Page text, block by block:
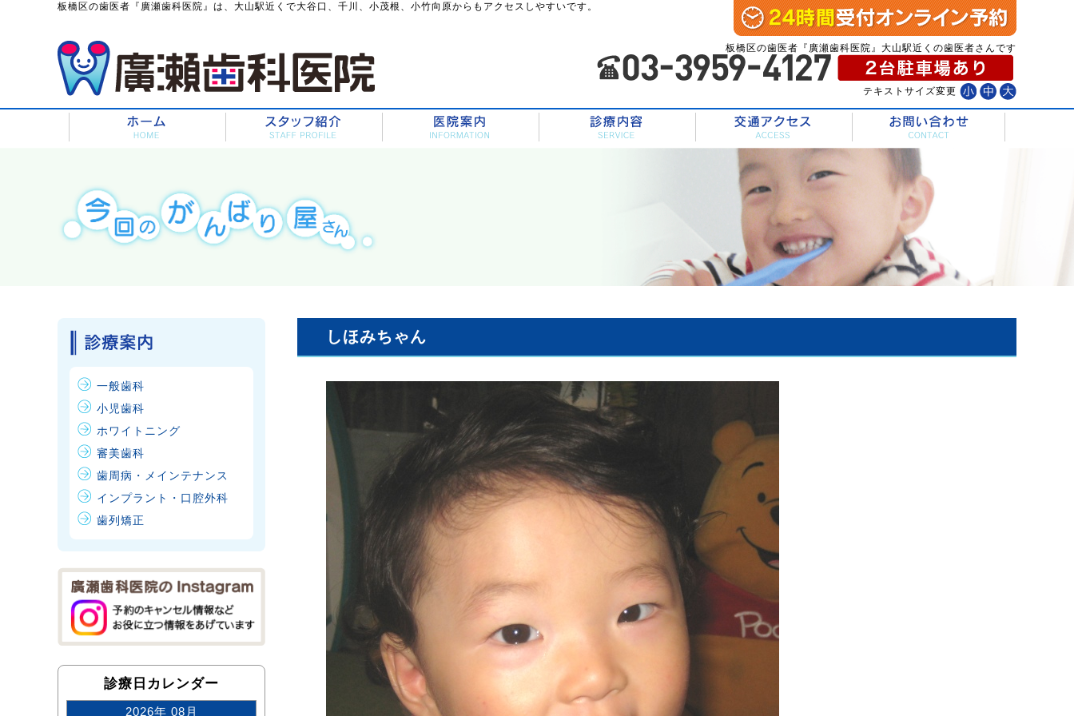
板橋区の歯医者『廣瀬歯科医院』は、大山駅近くで大谷口、千川、小茂根、小竹向原からもアクセスしやすいです。
板橋区の歯医者『廣瀬歯科医院』大山駅近くの歯医者さんです
テキストサイズ変更
しほみちゃん
一般歯科
小児歯科
ホワイトニング
審美歯科
歯周病・メインテナンス
インプラント・口腔外科
歯列矯正
診療日カレンダー
2026年 08月